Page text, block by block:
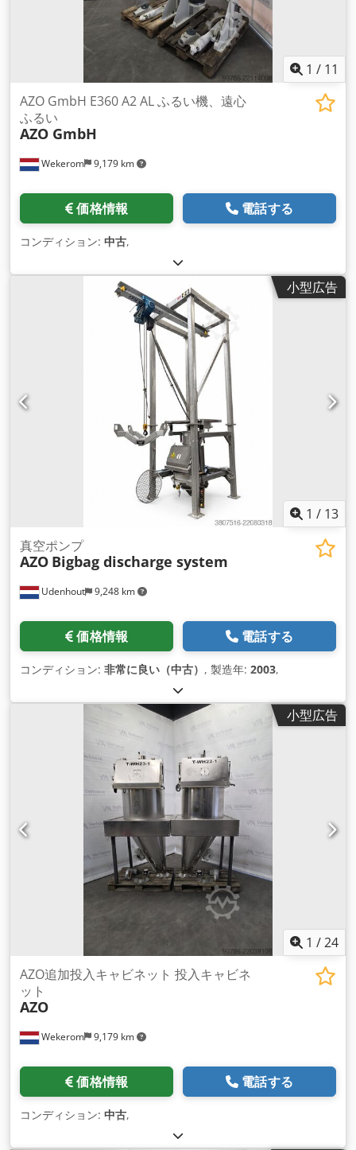
1 / 11
Wekerom 9,179 km
AZO GmbH E360 A2 AL ふるい機、遠心
ふるい
AZO GmbH
価格情報 電話する
コンディション: 中古,
小型広告
1 / 13
Udenhout 9,248 km
真空ポンプ
AZO Bigbag discharge system
価格情報 電話する
コンディション: 非常に良い（中古） , 製造年: 2003,
小型広告
1 /24
Wekerom 9,179 km
AZO追加投入キャビネット 投入キャビネ
ット
AZO
価格情報 電話する
コンディション: 中古,